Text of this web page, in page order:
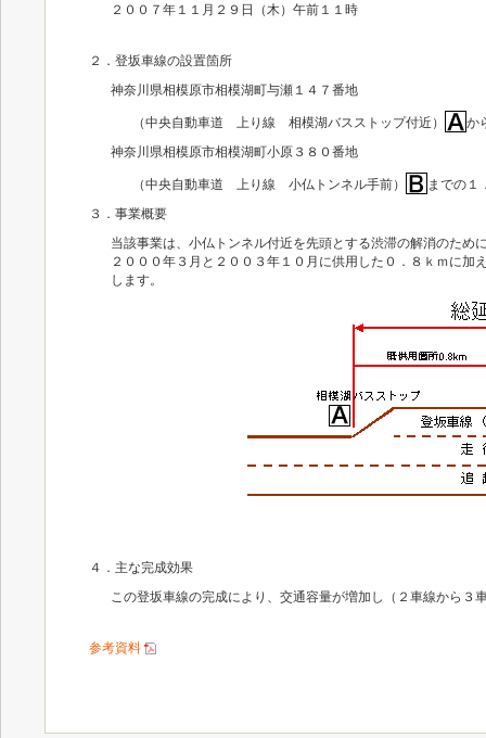
２００７年１１月２９日（木）午前１１時
２．登坂車線の設置箇所
神奈川県相模原市相模湖町与瀬１４７番地
（中央自動車道 上り線 相模湖バスストップ付近）
か
神奈川県相模原市相模湖町小原３８０番地
（中央自動車道 上り線 小仏トンネル手前）
までの１
３．事業概要
当該事業は、小仏トンネル付近を先頭とする渋滞の解消のため
２０００年３月と２００３年１０月に供用した０．８ｋｍに
します。
４．主な完成効果
この登坂車線の完成により、交通容量が増加し（２車線から
参考資料